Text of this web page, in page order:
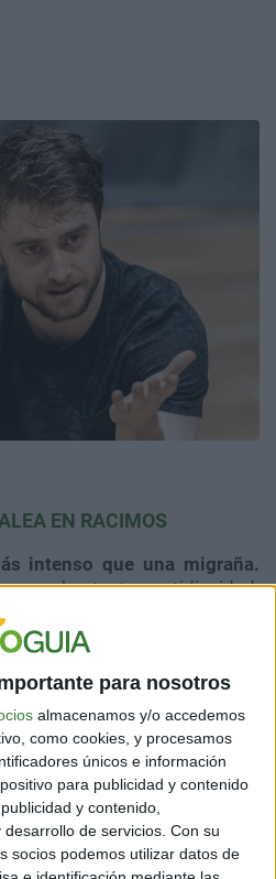
para nosotros
almacenamos y/o accedemos
como cookies, y procesamos
únicos e información
para publicidad y contenido
y contenido,
de servicios. Con su
socios podemos utilizar datos de
EN RACIMOS
intenso que una migraña.
con bastante cotidianidad.
este problema tiene el
muy seguido, lo cual les
cefalea: "hace que
bastante suave. En
que estaba siendo
12 analgésicos al día
qué seguía teniendo